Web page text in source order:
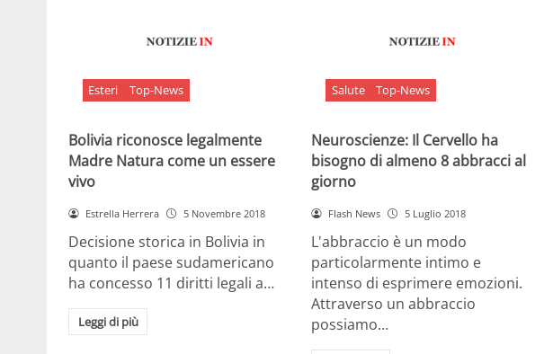
Esteri Top-News
Bolivia riconosce legalmente
Madre Natura come un essere
vivo
Estrella Herrera 5 Novembre 2018
Decisione storica in Bolivia in
quanto il paese sudamericano
ha concesso 11 diritti legali a…
Leggi di più
Salute Top-News
Neuroscienze: Il Cervello ha
bisogno di almeno 8 abbracci al
giorno
Flash News 5 Luglio 2018
L'abbraccio è un modo
particolarmente intimo e
intenso di esprimere emozioni.
Attraverso un abbraccio
possiamo…